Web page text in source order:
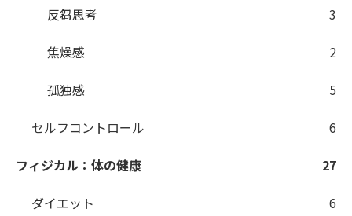
反芻思考
3
焦燥感
2
孤独感
5
セルフコントロール
6
フィジカル：体の健康
27
ダイエット
6